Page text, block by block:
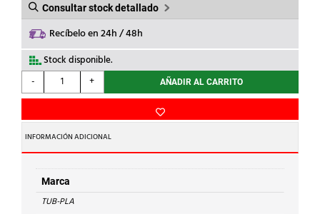
Consultar stock detallado
Recíbelo en 24h / 48h
Stock disponible.
-
TUB-
PLA
BRIDA
REDONDA
PLASTICA
16x110mm
cantidad
+ AÑADIR AL CARRITO
INFORMACIÓN ADICIONAL
Marca
TUB-PLA